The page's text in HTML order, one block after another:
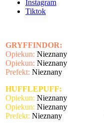
Instagram
Tiktok
GRYFFINDOR:
Opiekun: Nieznany
Opiekun: Nieznany
Prefekt: Nieznany
HUFFLEPUFF:
Opiekun: Nieznany
Opiekun: Nieznany
Prefekt: Nieznany